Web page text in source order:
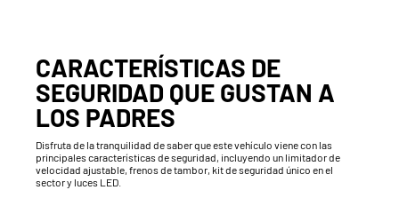
CARACTERÍSTICAS DE
SEGURIDAD QUE GUSTAN A
LOS PADRES
Disfruta de la tranquilidad de saber que este vehículo viene con las
principales características de seguridad, incluyendo un limitador de
velocidad ajustable, frenos de tambor, kit de seguridad único en el
sector y luces LED.